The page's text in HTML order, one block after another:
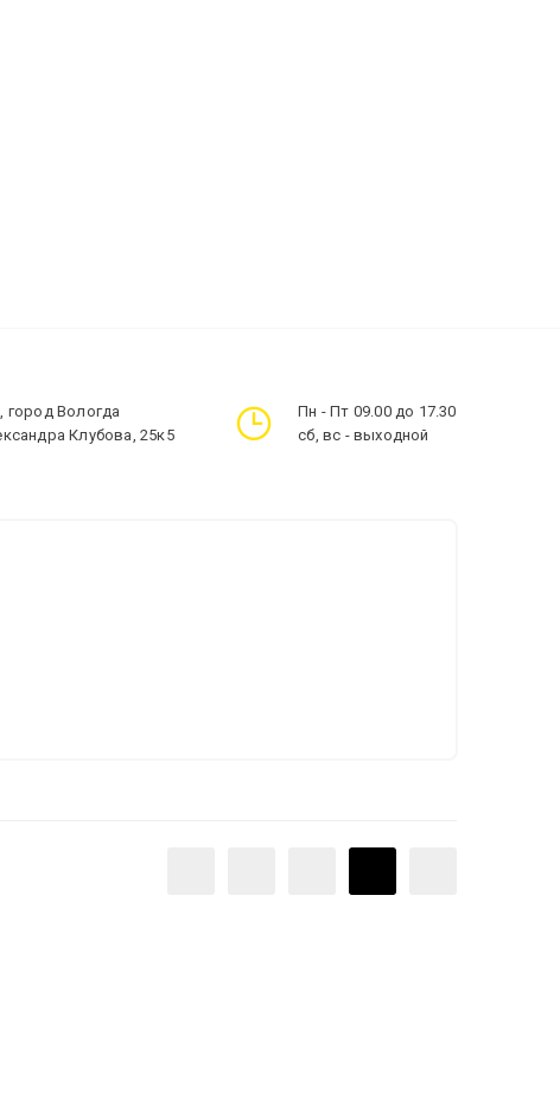
город Вологда
Клубова, 25к5
Пн - Пт 09.00 до 17.30
сб, вс - выходной